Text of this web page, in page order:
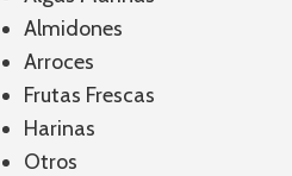
Almidones
Arroces
Frutas Frescas
Harinas
Otros